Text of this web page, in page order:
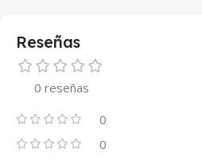
Reseñas
0 reseñas
0
0